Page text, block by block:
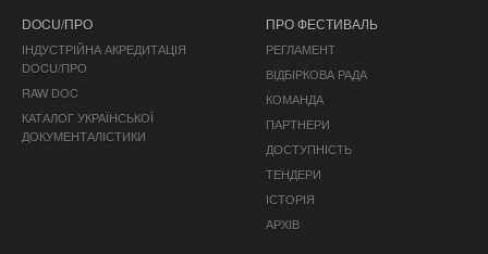
DOCU/ПРО
ІНДУСТРІЙНА АКРЕДИТАЦІЯ
DOCU/ПРО
RAW DOC
КАТАЛОГ УКРАЇНСЬКОЇ
ДОКУМЕНТАЛІСТИКИ
ПРО ФЕСТИВАЛЬ
РЕГЛАМЕНТ
ВІДБІРКОВА РАДА
КОМАНДА
ПАРТНЕРИ
ДОСТУПНІСТЬ
ТЕНДЕРИ
ІСТОРІЯ
АРХІВ